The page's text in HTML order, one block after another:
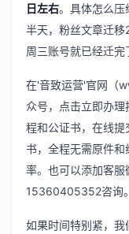
日左右。具体怎么压
半天，粉丝文章迁移
周三账号就已经迁完
在'音致运营'官网（
众号，点击立即办
程和公证书，在线
书，全程无需原件
率。也可以添加客
15360405352咨询。
如果时间特别紧，我